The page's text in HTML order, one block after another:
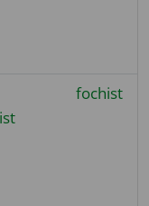
fochist